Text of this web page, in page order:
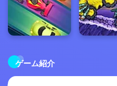
ゲーム紹介